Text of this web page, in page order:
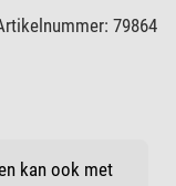
79864
kan ook met